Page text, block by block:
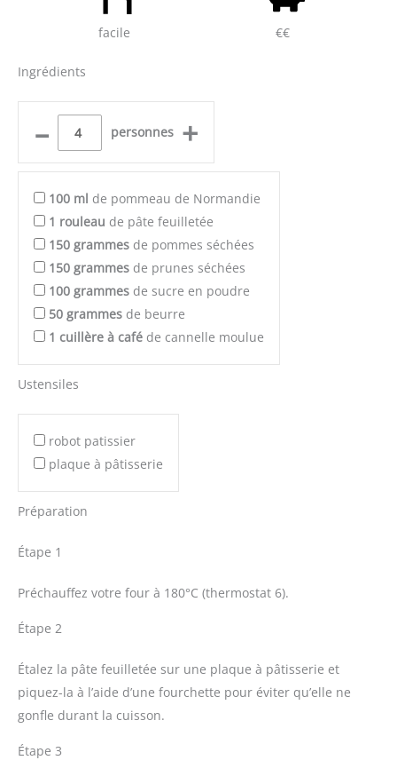
facile €€
Ingrédients
– personnes +
100 ml de pommeau de Normandie
1 rouleau de pâte feuilletée
150 grammes de pommes séchées
150 grammes de prunes séchées
100 grammes de sucre en poudre
50 grammes de beurre
1 cuillère à café de cannelle moulue
Ustensiles
robot patissier
plaque à pâtisserie
Préparation
Étape 1
Préchauffez votre four à 180°C (thermostat 6).
Étape 2
Étalez la pâte feuilletée sur une plaque à pâtisserie et
piquez-la à l’aide d’une fourchette pour éviter qu’elle ne
gonfle durant la cuisson.
Étape 3